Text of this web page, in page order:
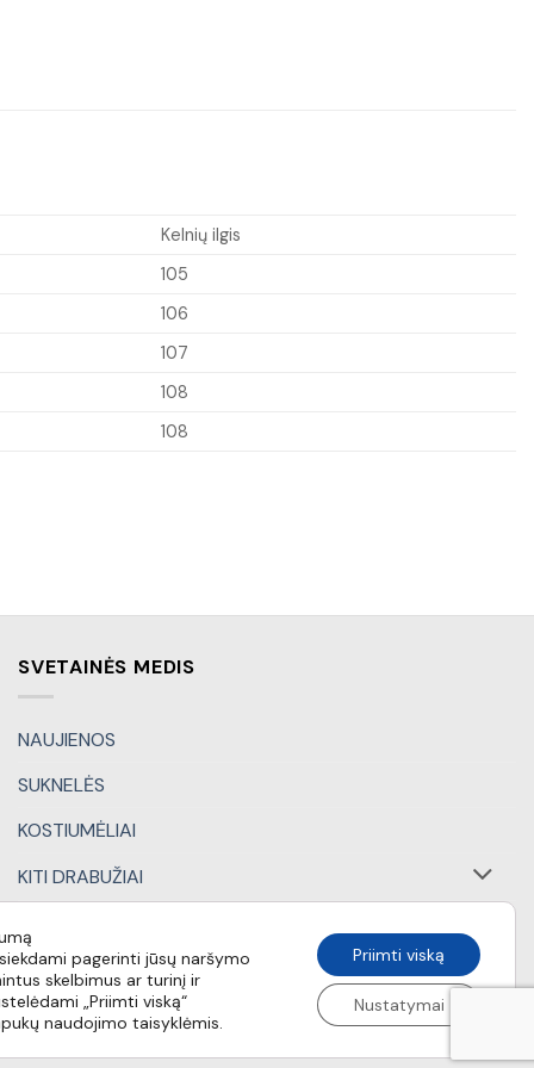
Kelnių ilgis
105
106
107
108
108
SVETAINĖS MEDIS
NAUJIENOS
SUKNELĖS
KOSTIUMĖLIAI
KITI DRABUŽIAI
SPECIALŪS PASIŪLYMAI
pagerinti jūsų naršymo
skelbimus ar turinį ir
„Priimti viską“
naudojimo taisyklėmis.
Priimti viską
Nustatymai